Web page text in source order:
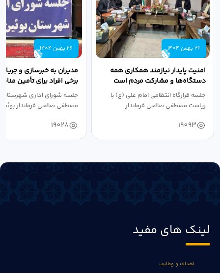
26 بهمن 1404
امنیت پایدار نیازمند همکاری همه
دستگاه‌ها و مشارکت مردم است
جلسه قرارگاه انتظامی امام علی (ع) با
ریاست مصطفی صالحی فرماندار
19093
26 بهمن 1404
مدیران به خبرسازی و
برخی افراد برای تأمین
توجهی نکنند
جلسه شورای اداری شهرستان
مصطفی صالحی فرماندار
19028
لینک های مفید
اهداف و وظایف